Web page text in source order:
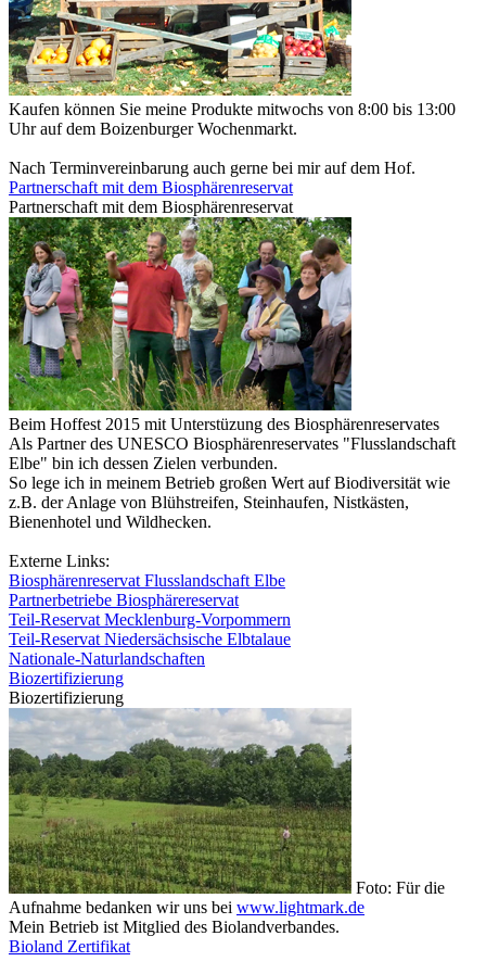
Kaufen können Sie meine Produkte mitwochs von 8:00 bis 13:00
Uhr auf dem Boizenburger Wochenmarkt.
Nach Terminvereinbarung auch gerne bei mir auf dem Hof.
Partnerschaft mit dem Biosphärenreservat
Partnerschaft mit dem Biosphärenreservat
Beim Hoffest 2015 mit Unterstüzung des Biosphärenreservates
Als Partner des UNESCO Biosphärenreservates "Flusslandschaft
Elbe" bin ich dessen Zielen verbunden.
So lege ich in meinem Betrieb großen Wert auf Biodiversität wie
z.B. der Anlage von Blühstreifen, Steinhaufen, Nistkästen,
Bienenhotel und Wildhecken.
Externe Links:
Biosphärenreservat Flusslandschaft Elbe
Partnerbetriebe Biosphärereservat
Teil-Reservat Mecklenburg-Vorpommern
Teil-Reservat Niedersächsische Elbtalaue
Nationale-Naturlandschaften
Biozertifizierung
Biozertifizierung
Foto: Für die
Aufnahme bedanken wir uns bei www.lightmark.de
Mein Betrieb ist Mitglied des Biolandverbandes.
Bioland Zertifikat